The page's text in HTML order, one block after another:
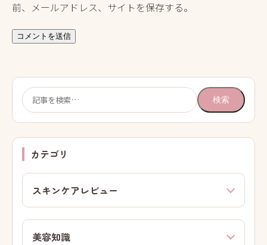
前、メールアドレス、サイトを保存する。
検
索:
検索
カテゴリ
スキンケアレビュー
美容知識